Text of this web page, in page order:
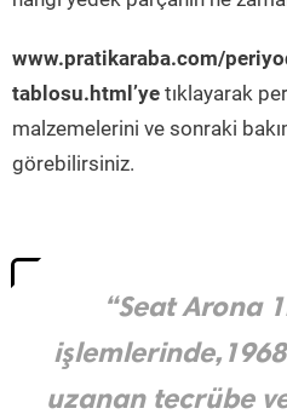
www.pratikaraba.com/
tablosu.html’ye tıklayarak
malzemelerini ve sonraki
görebilirsiniz.
“Seat Arona
uzanan tecrübe